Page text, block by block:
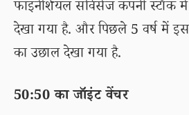
फाइनेंशियल सर्विसेज कंपनी स्टॉक
देखा गया है. और पिछले 5 वर्ष में
का उछाल देखा गया है.
50:50 का जॉइंट वेंचर